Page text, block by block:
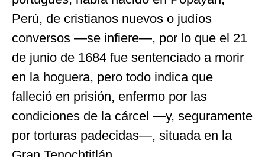
Perú, de cristianos nuevos o judíos
conversos —se infiere—, por lo que el 21
de junio de 1684 fue sentenciado a morir
en la hoguera, pero todo indica que
falleció en prisión, enfermo por las
condiciones de la cárcel —y, seguramente
por torturas padecidas—, situada en la